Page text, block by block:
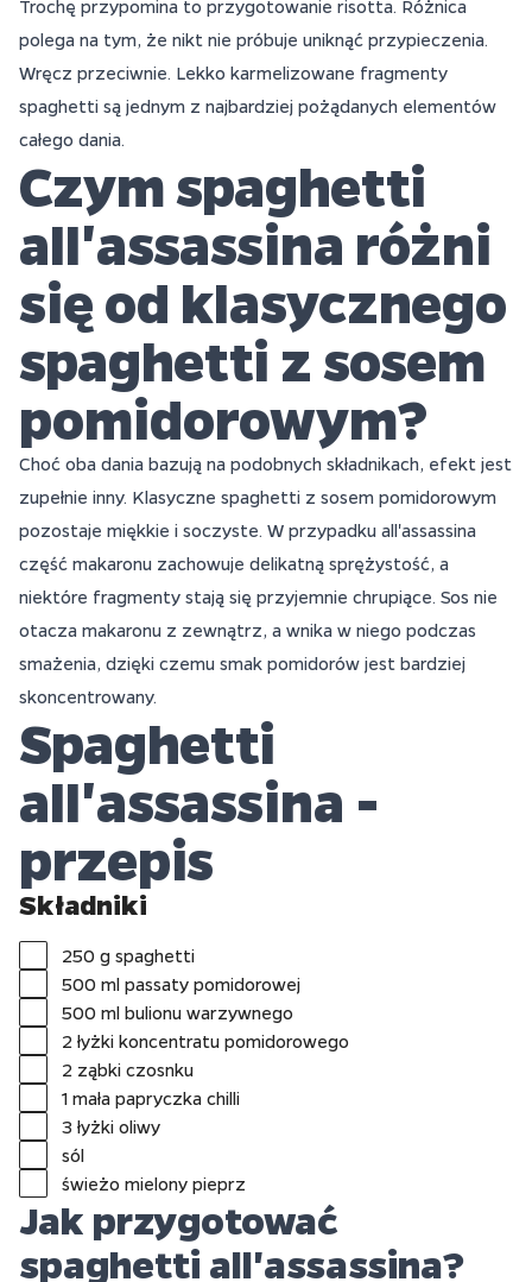
Trochę przypomina to przygotowanie risotta. Różnica
polega na tym, że nikt nie próbuje uniknąć przypieczenia.
Wręcz przeciwnie. Lekko karmelizowane fragmenty
spaghetti są jednym z najbardziej pożądanych elementów
całego dania.
Czym spaghetti
all'assassina różni
się od klasycznego
spaghetti z sosem
pomidorowym?
Choć oba dania bazują na podobnych składnikach, efekt jest
zupełnie inny. Klasyczne spaghetti z sosem pomidorowym
pozostaje miękkie i soczyste. W przypadku all'assassina
część makaronu zachowuje delikatną sprężystość, a
niektóre fragmenty stają się przyjemnie chrupiące. Sos nie
otacza makaronu z zewnątrz, a wnika w niego podczas
smażenia, dzięki czemu smak pomidorów jest bardziej
skoncentrowany.
Spaghetti
all'assassina -
przepis
Składniki
250 g spaghetti
500 ml passaty pomidorowej
500 ml bulionu warzywnego
2 łyżki koncentratu pomidorowego
2 ząbki czosnku
1 mała papryczka chilli
3 łyżki oliwy
sól
świeżo mielony pieprz
Jak przygotować
spaghetti all'assassina?